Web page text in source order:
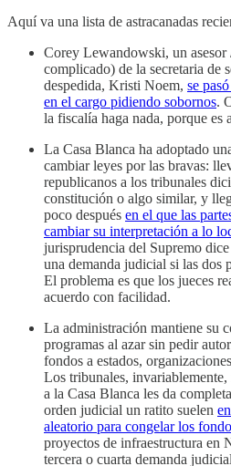
Aquí va una lista de astracanadas
Corey Lewandowski, un asesor
complicado) de la secretaria de
despedida, Kristi Noem, se
en el cargo pidiendo sobornos.
la fiscalía haga nada, porque es
La Casa Blanca ha adoptado
cambiar leyes por las bravas:
republicanos a los tribunales
constitución o algo similar, y
poco después en el que las
cambiar su interpretación a lo
jurisprudencia del Supremo
una demanda judicial si las dos
El problema es que los jueces
acuerdo con facilidad.
La administración mantiene su
programas al azar sin pedir
fondos a estados,
Los tribunales, invariablemente,
a la Casa Blanca les da
orden judicial un ratito suelen
aleatorio para congelar los
proyectos de infraestructura en
tercera o cuarta demanda